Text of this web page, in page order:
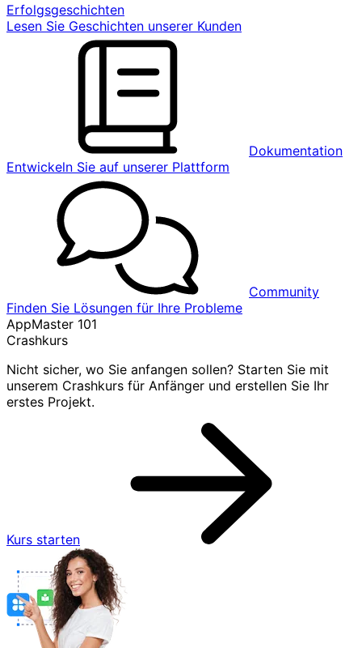
Erfolgsgeschichten
Lesen Sie Geschichten unserer Kunden
Dokumentation
Entwickeln Sie auf unserer Plattform
Community
Finden Sie Lösungen für Ihre Probleme
AppMaster 101
Crashkurs
Nicht sicher, wo Sie anfangen sollen? Starten Sie mit
unserem Crashkurs für Anfänger und erstellen Sie Ihr
erstes Projekt.
Kurs starten